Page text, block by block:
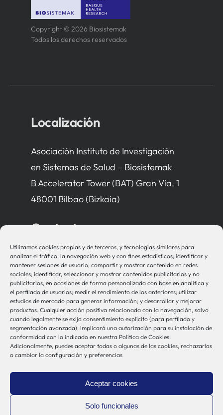
Utilizamos cookies propias y de terceros, y tecnologías similares para
analizar el tráfico, la navegación web y con fines estadísticos; identificar y
mantener sesiones de usuario; compartir y mostrar contenido en redes
sociales; identificar, seleccionar y mostrar contenidos publicitarios y no
publicitarios, en ocasiones de forma personalizada con base en analítica y
el perfilado de usuarios; medir el rendimiento de los anteriores; utilizar
estudios de mercado para generar información; y desarrollar y mejorar
productos. Cualquier acción positiva relacionada con la navegación, salvo
cuando legalmente se exija consentimiento explícito (para perfilado y
segmentación avanzada), implicará una autorización para su instalación de
conformidad con lo indicado en nuestra Política de Cookies.
Adicionalmente, puedes aceptar todas o algunas de las cookies, rechazarlas
o cambiar la configuración y preferencias
Aceptar cookies
Solo funcionales
Copyright © 2026 Biosistemak
Todos los derechos reservados
Localización
Asociación Instituto de Investigación
en Sistemas de Salud – Biosistemak
B Accelerator Tower (BAT) Gran Vía, 1
48001 Bilbao (Bizkaia)
Contacto
bio-sistemak@bio-sistemak.eus
944 00 77 90
Otros Enlaces
Osakidetza